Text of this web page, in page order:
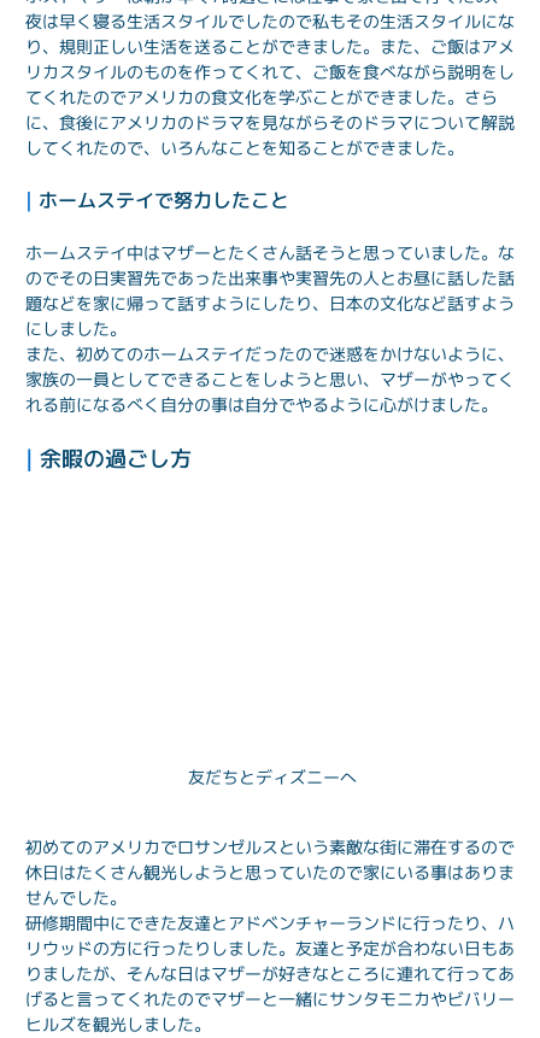
夜は早く寝る生活スタイルでしたので私もその生活スタイルにな
り、規則正しい生活を送ることができました。また、ご飯はアメ
リカスタイルのものを作ってくれて、ご飯を食べながら説明をし
てくれたのでアメリカの食文化を学ぶことができました。さら
に、食後にアメリカのドラマを見ながらそのドラマについて解説
してくれたので、いろんなことを知ることができました。
| ホームステイで努力したこと
ホームステイ中はマザーとたくさん話そうと思っていました。な
のでその日実習先であった出来事や実習先の人とお昼に話した話
題などを家に帰って話すようにしたり、日本の文化など話すよう
にしました。
また、初めてのホームステイだったので迷惑をかけないように、
家族の一員としてできることをしようと思い、マザーがやってく
れる前になるべく自分の事は自分でやるように心がけました。
| 余暇の過ごし方
友だちとディズニーへ
初めてのアメリカでロサンゼルスという素敵な街に滞在するので
休日はたくさん観光しようと思っていたので家にいる事はありま
せんでした。
研修期間中にできた友達とアドベンチャーランドに行ったり、ハ
リウッドの方に行ったりしました。友達と予定が合わない日もあ
りましたが、そんな日はマザーが好きなところに連れて行ってあ
げると言ってくれたのでマザーと一緒にサンタモニカやビバリー
ヒルズを観光しました。